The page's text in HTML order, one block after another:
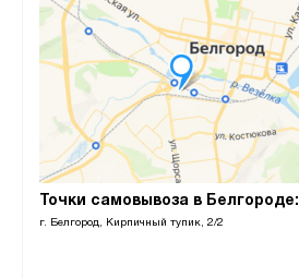
Точки самовывоза в Белгороде:
г. Белгород, Кирпичный тупик, 2/2